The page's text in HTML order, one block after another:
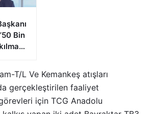
Bin
T/L Ve Kemankeş atışları
gerçekleştirilen faaliyet
için TCG Anadolu